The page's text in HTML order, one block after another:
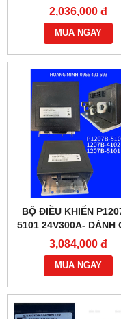
G218-REB-04-10B
2,036,000 đ
MUA NGAY
BỘ ĐIỀU KHIỂN
5101 24V300A- DÀNH
XE NÂNG
3,084,000 đ
MUA NGAY